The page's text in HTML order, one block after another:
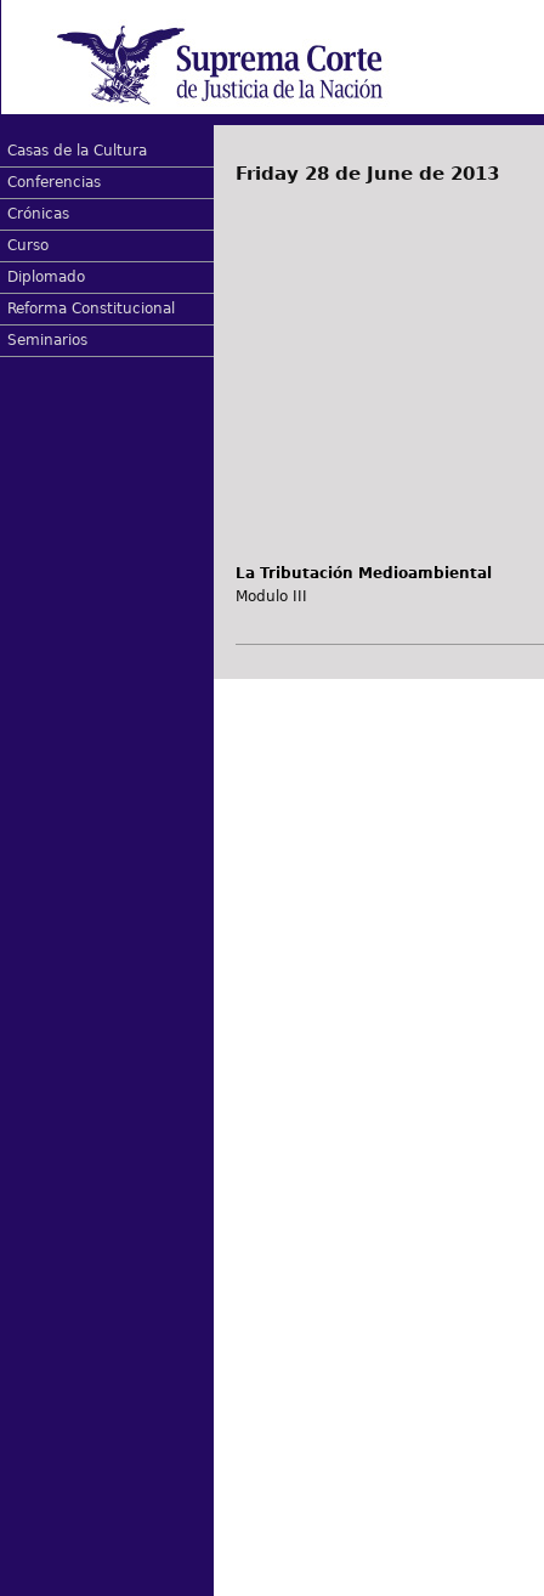
Casas de la Cultura
Conferencias
Crónicas
Curso
Diplomado
Reforma Constitucional
Seminarios
Friday 28 de June de 2013
La Tributación Medioambiental
Modulo III